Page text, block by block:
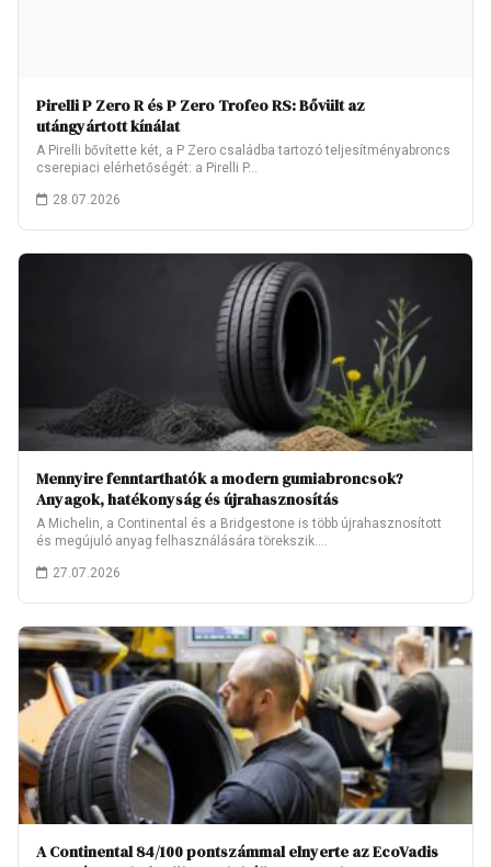
Pirelli P Zero R és P Zero Trofeo RS: Bővült az
utángyártott kínálat
A Pirelli bővítette két, a P Zero családba tartozó teljesítményabroncs
cserepiaci elérhetőségét: a Pirelli P…
28.07.2026
Mennyire fenntarthatók a modern gumiabroncsok?
Anyagok, hatékonyság és újrahasznosítás
A Michelin, a Continental és a Bridgestone is több újrahasznosított
és megújuló anyag felhasználására törekszik.…
27.07.2026
A Continental 84/100 pontszámmal elnyerte az EcoVadis